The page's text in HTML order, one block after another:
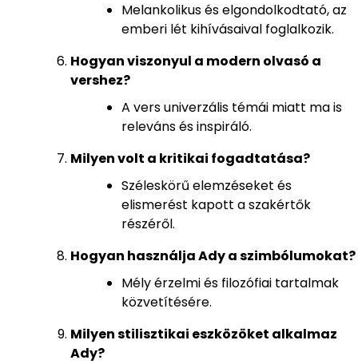
Melankolikus és elgondolkodtató, az
emberi lét kihívásaival foglalkozik.
Hogyan viszonyul a modern olvasó a
vershez?
A vers univerzális témái miatt ma is
releváns és inspiráló.
Milyen volt a kritikai fogadtatása?
Széleskörű elemzéseket és
elismerést kapott a szakértők
részéről.
Hogyan használja Ady a szimbólumokat?
Mély érzelmi és filozófiai tartalmak
közvetítésére.
Milyen stilisztikai eszközöket alkalmaz
Ady?